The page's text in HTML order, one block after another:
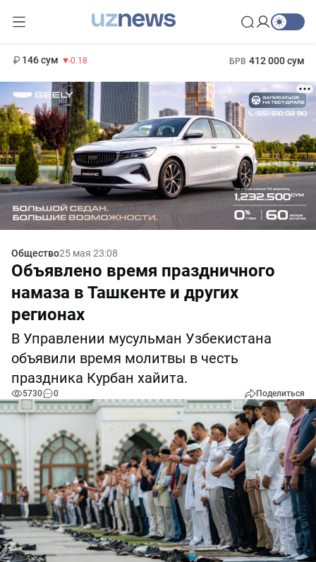
146 сум -0.18 БРВ 412 000 сум
Общество25 мая 23:08
Объявлено время праздничного
намаза в Ташкенте и других
регионах
В Управлении мусульман Узбекистана
объявили время молитвы в честь
праздника Курбан хайита.
5730 0 Поделиться